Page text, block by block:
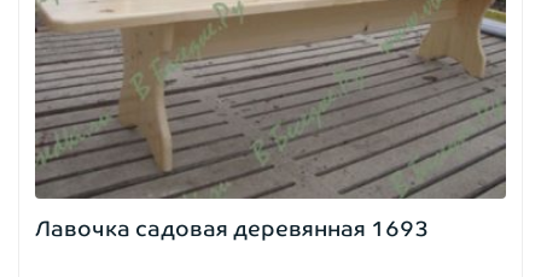
Лавочка садовая деревянная 1693